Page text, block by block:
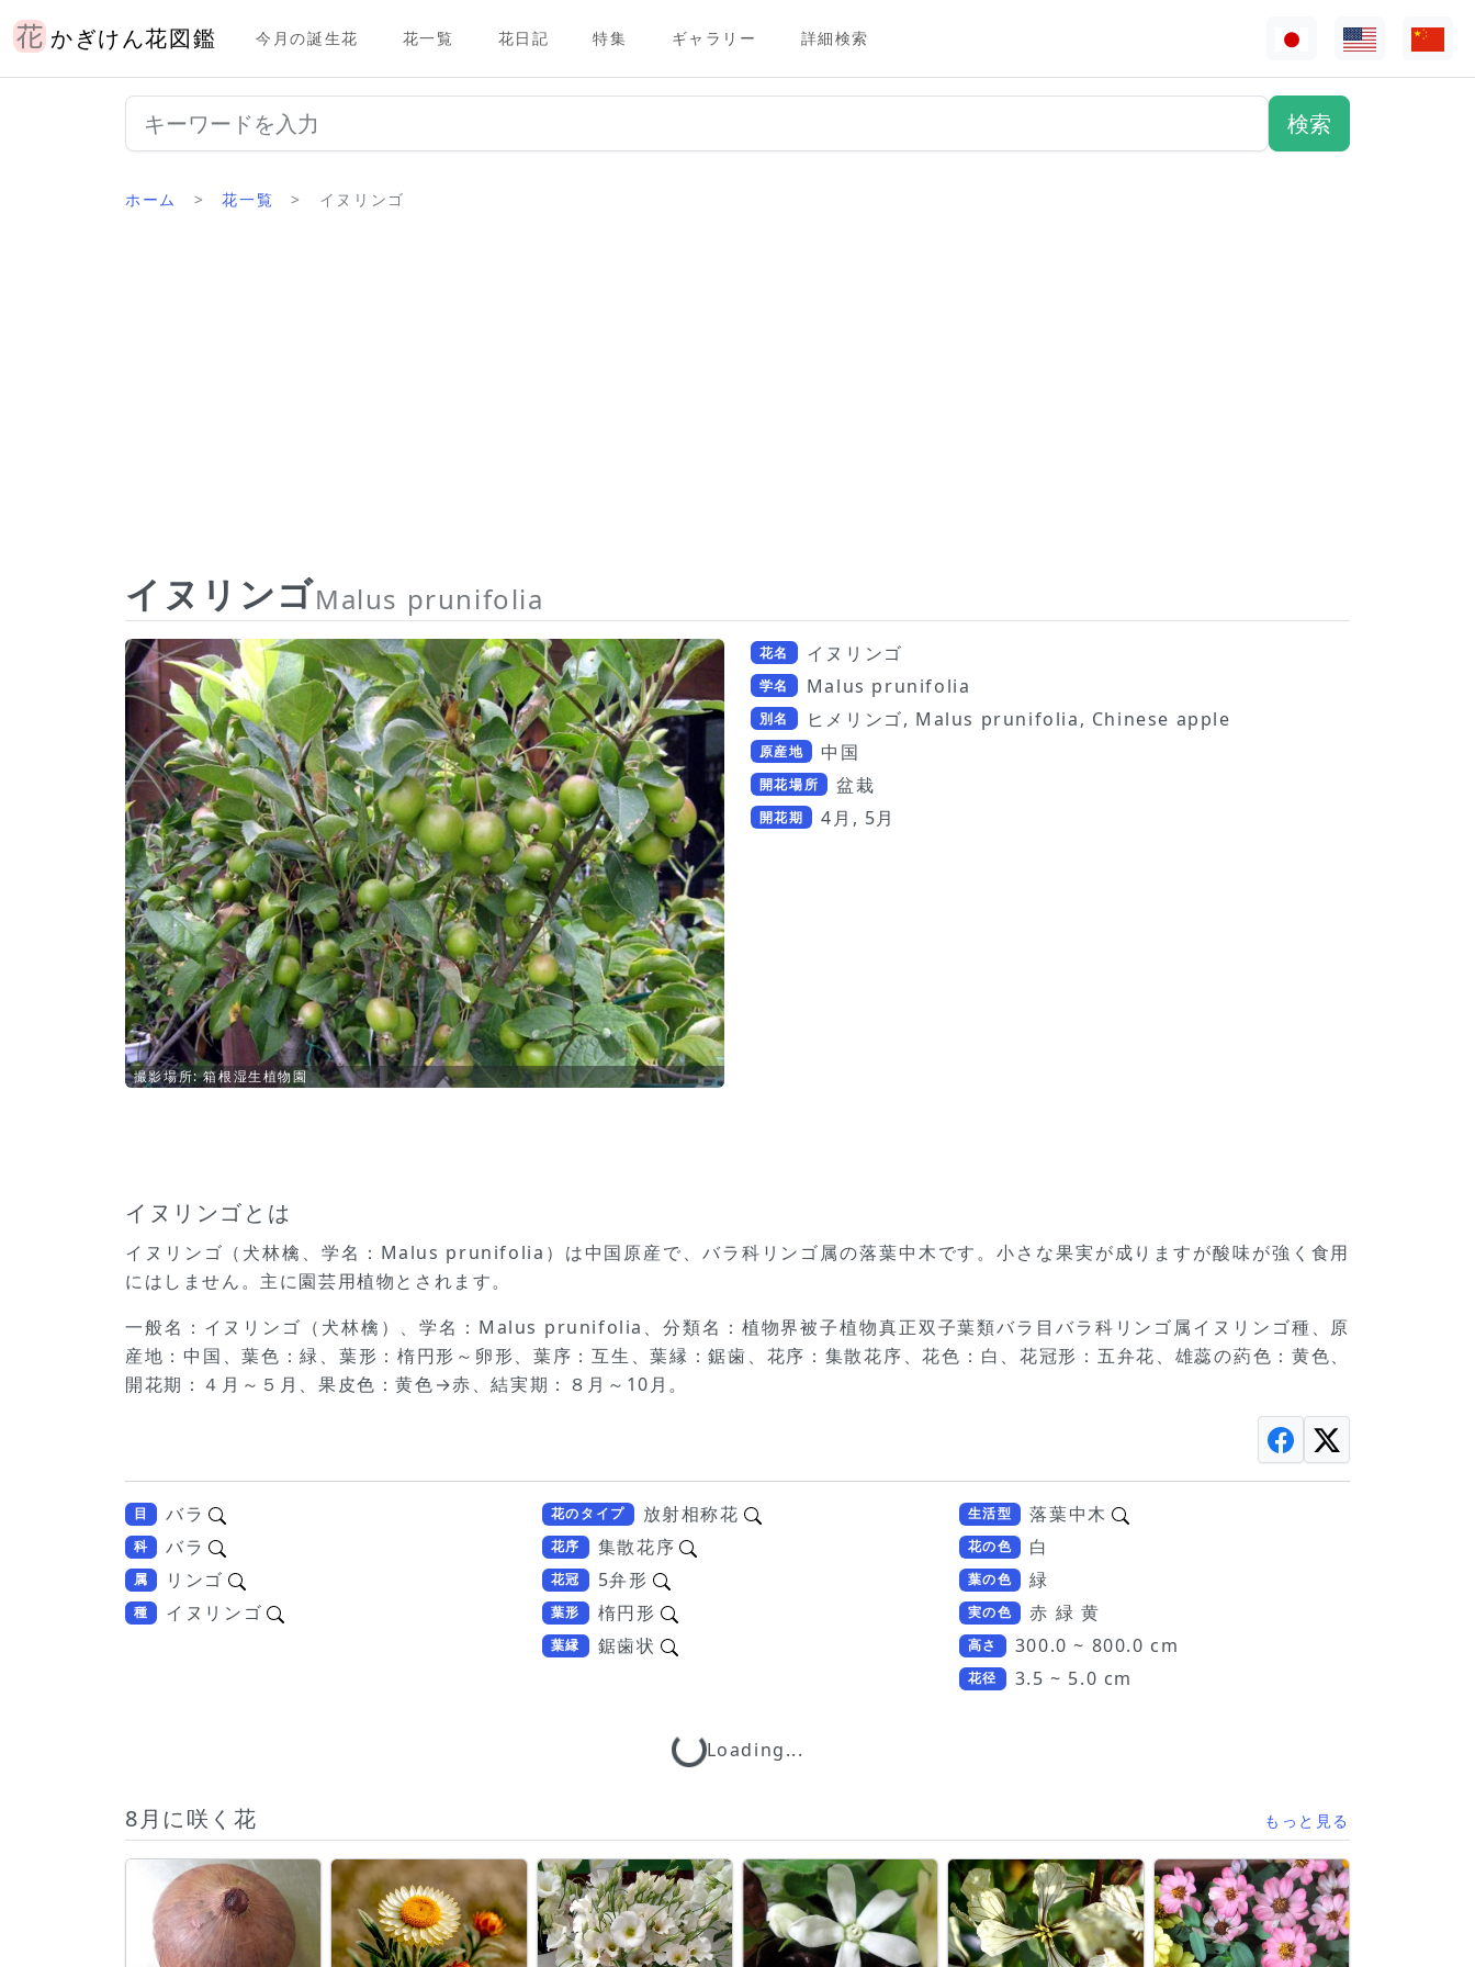
かぎけん花図鑑 今月の誕生花 花一覧 花日記 特集 ギャラリー 詳細検索
ホーム 花一覧 イヌリンゴ
イヌリンゴMalus prunifolia
撮影場所: 箱根湿生植物園
花名 イヌリンゴ
学名 Malus prunifolia
別名 ヒメリンゴ, Malus prunifolia, Chinese apple
原産地 中国
開花場所 盆栽
開花期 4月, 5月
イヌリンゴとは
イヌリンゴ（犬林檎、学名：Malus prunifolia）は中国原産で、バラ科リンゴ属の落葉中木です。小さな果実が成りますが酸味が強く食用
にはしません。主に園芸用植物とされます。
一般名：イヌリンゴ（犬林檎）、学名：Malus prunifolia、分類名：植物界被子植物真正双子葉類バラ目バラ科リンゴ属イヌリンゴ種、原
産地：中国、葉色：緑、葉形：楕円形～卵形、葉序：互生、葉縁：鋸歯、花序：集散花序、花色：白、花冠形：五弁花、雄蕊の葯色：黄色、
開花期：４月～５月、果皮色：黄色→赤、結実期：８月～10月。
目 バラ
科 バラ
属 リンゴ
種 イヌリンゴ
花のタイプ 放射相称花
花序 集散花序
花冠 5弁形
葉形 楕円形
葉縁 鋸歯状
生活型 落葉中木
花の色 白
葉の色 緑
実の色 赤 緑 黄
高さ 300.0 ~ 800.0 cm
花径 3.5 ~ 5.0 cm
Loading...Loading...
8月に咲く花 もっと見る